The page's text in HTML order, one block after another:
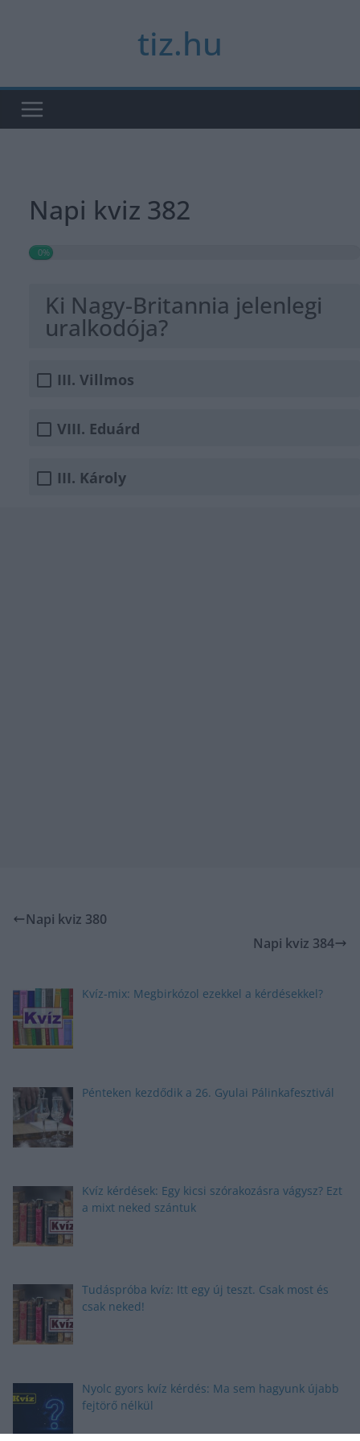
tiz.hu
Napi kviz 382
0%
Ki Nagy-Britannia jelenlegi
uralkodója?
III. Villmos
VIII. Eduárd
III. Károly
Napi kviz 380
Napi kviz 384
Kvíz-mix: Megbirkózol ezekkel a kérdésekkel?
Pénteken kezdődik a 26. Gyulai Pálinkafesztivál
Kvíz kérdések: Egy kicsi szórakozásra vágysz? Ezt
a mixt neked szántuk
Tudáspróba kvíz: Itt egy új teszt. Csak most és
csak neked!
Nyolc gyors kvíz kérdés: Ma sem hagyunk újabb
fejtörő nélkül